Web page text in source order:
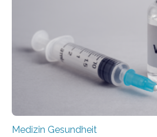
Gewebe verschonen.
Hertie-Institut für klinische
Universitätsklinikum Tübingen
Schwachstelle im Erbgut einer
Medulloblastoms gefunden. Die
Stiftung unterstützte das Projekt…
Medizin Gesundheit